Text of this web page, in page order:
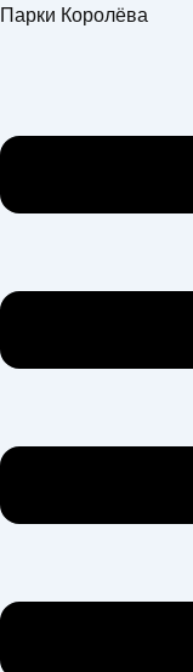
Перейти
Парки Королёва
Меню